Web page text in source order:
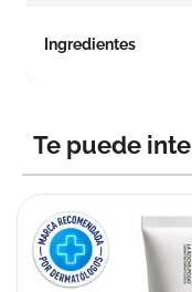
Ingredientes
Te puede